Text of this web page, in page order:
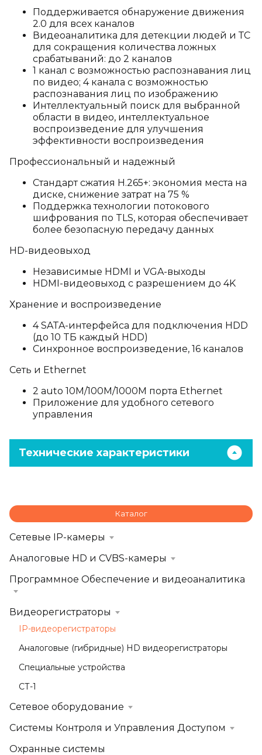
Поддерживается обнаружение движения
2.0 для всех каналов
Видеоаналитика для детекции людей и ТС
для сокращения количества ложных
срабатываний: до 2 каналов
1 канал с возможностью распознавания лиц
по видео; 4 канала с возможностью
распознавания лиц по изображению
Интеллектуальный поиск для выбранной
области в видео, интеллектуальное
воспроизведение для улучшения
эффективности воспроизведения
Профессиональный и надежный
Стандарт сжатия H.265+: экономия места на
диске, снижение затрат на 75 %
Поддержка технологии потокового
шифрования по TLS, которая обеспечивает
более безопасную передачу данных
HD-видеовыход
Независимые HDMI и VGA-выходы
HDMI-видеовыход с разрешением до 4K
Хранение и воспроизведение
4 SATA-интерфейса для подключения HDD
(до 10 TБ каждый HDD)
Синхронное воспроизведение, 16 каналов
Сеть и Ethernet
2 auto 10M/100M/1000M порта Ethernet
Приложение для удобного сетевого
управления
Технические характеристики
Каталог
Сетевые IP-камеры
Аналоговые HD и CVBS-камеры
Программное Обеспечение и видеоаналитика
Видеорегистраторы
IP-видеорегистраторы
Аналоговые (гибридные) HD видеорегистраторы
Специальные устройства
СТ-1
Сетевое оборудование
Системы Контроля и Управления Доступом
Охранные системы